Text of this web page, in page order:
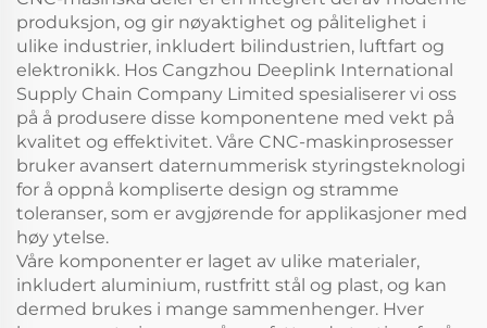
produksjon, og gir nøyaktighet og pålitelighet i
ulike industrier, inkludert bilindustrien, luftfart og
elektronikk. Hos Cangzhou Deeplink International
Supply Chain Company Limited spesialiserer vi oss
på å produsere disse komponentene med vekt på
kvalitet og effektivitet. Våre CNC-maskinprosesser
bruker avansert daternummerisk styringsteknologi
for å oppnå kompliserte design og stramme
toleranser, som er avgjørende for applikasjoner med
høy ytelse.
Våre komponenter er laget av ulike materialer,
inkludert aluminium, rustfritt stål og plast, og kan
dermed brukes i mange sammenhenger. Hver